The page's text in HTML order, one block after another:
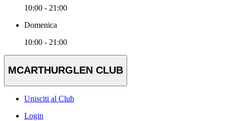
10:00 - 21:00
Domenica
10:00 - 21:00
MCARTHURGLEN CLUB
Unisciti al Club
Login